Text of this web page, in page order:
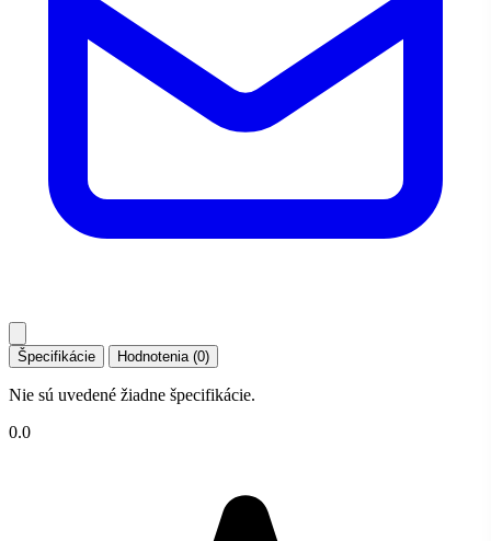
Špecifikácie Hodnotenia (0)
Nie sú uvedené žiadne špecifikácie.
0.0